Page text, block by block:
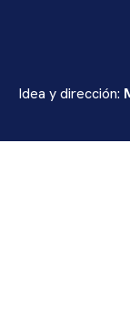
Idea y dirección: